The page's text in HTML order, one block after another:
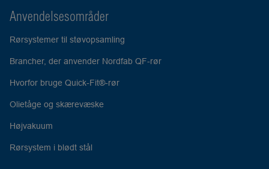
Anvendelsesområder
Rørsystemer til støvopsamling
Brancher, der anvender Nordfab QF-rør
Hvorfor bruge Quick-Fit®-rør
Olietåge og skærevæske
Højvakuum
Rørsystem i blødt stål